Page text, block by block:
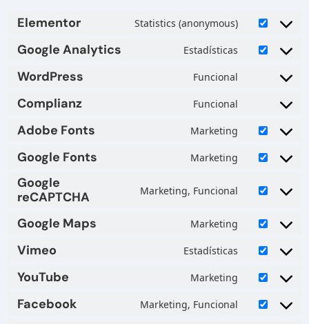
Elementor Statistics (anonymous)
Google Analytics Estadísticas
WordPress Funcional
Complianz Funcional
Adobe Fonts Marketing
Google Fonts Marketing
Google
reCAPTCHA
Marketing, Funcional
Google Maps Marketing
Vimeo Estadísticas
YouTube Marketing
Facebook Marketing, Funcional